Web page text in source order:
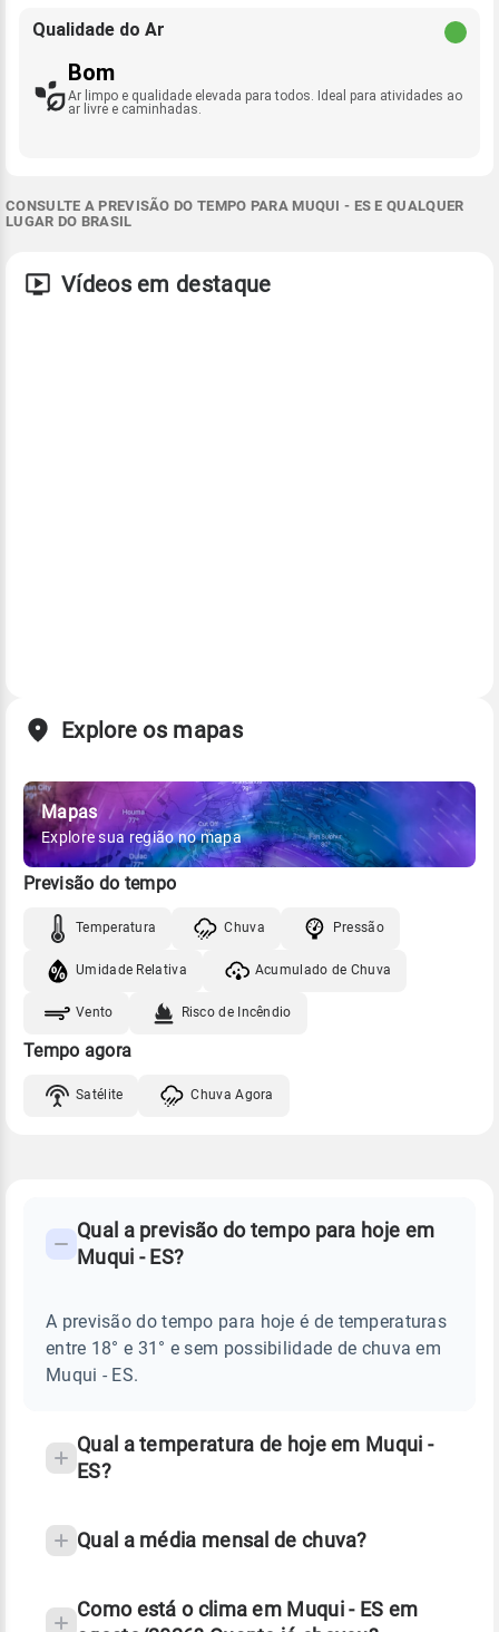
Qualidade do Ar
Bom
Ar limpo e qualidade elevada para todos. Ideal para atividades ao
ar livre e caminhadas.
CONSULTE A PREVISÃO DO TEMPO PARA MUQUI - ES E QUALQUER
LUGAR DO BRASIL
Vídeos em destaque
Explore os mapas
Mapas
Explore sua região no mapa
Previsão do tempo
Temperatura Chuva Pressão
Umidade Relativa Acumulado de Chuva
Vento Risco de Incêndio
Tempo agora
Satélite Chuva Agora
TEMPO
Perguntas
sobre
chuva
Qual a previsão do tempo para hoje em
Muqui - ES?
A previsão do tempo para hoje é de temperaturas
entre 18° e 31° e sem possibilidade de chuva em
Muqui - ES.
Qual a temperatura de hoje em Muqui -
ES?
Qual a média mensal de chuva?
Como está o clima em Muqui - ES em